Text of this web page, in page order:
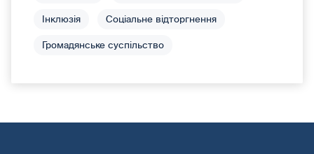
Інклюзія Соціальне відторгнення
Громадянське суспільство